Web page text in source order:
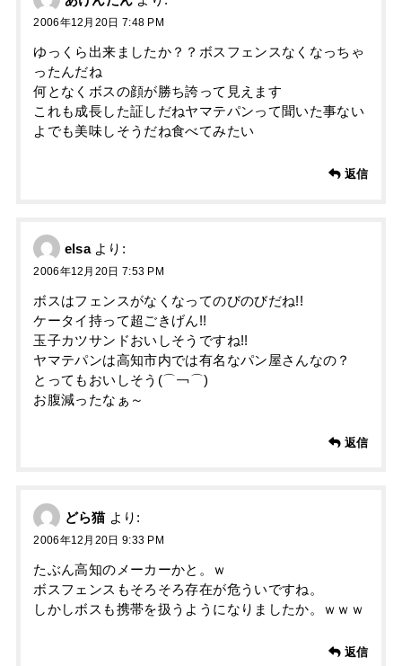
2006年12月20日 7:48 PM
ゆっくら出来ましたか？？ボスフェンスなくなっちゃ
ったんだね
何となくボスの顔が勝ち誇って見えます
これも成長した証しだねヤマテパンって聞いた事ない
よでも美味しそうだね食べてみたい
返信
elsa より:
2006年12月20日 7:53 PM
ボスはフェンスがなくなってのびのびだね!!
ケータイ持って超ごきげん!!
玉子カツサンドおいしそうですね!!
ヤマテパンは高知市内では有名なパン屋さんなの？
とってもおいしそう(⌒￢⌒)
お腹減ったなぁ～
返信
どら猫 より:
2006年12月20日 9:33 PM
たぶん高知のメーカーかと。ｗ
ボスフェンスもそろそろ存在が危ういですね。
しかしボスも携帯を扱うようになりましたか。ｗｗｗ
返信